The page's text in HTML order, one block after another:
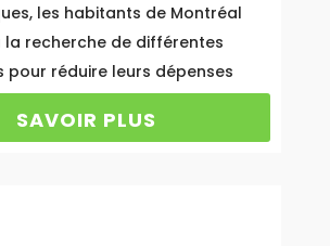
les habitants de Montréal
la recherche de différentes
pour réduire leurs dépenses
énergétiques.
SAVOIR PLUS